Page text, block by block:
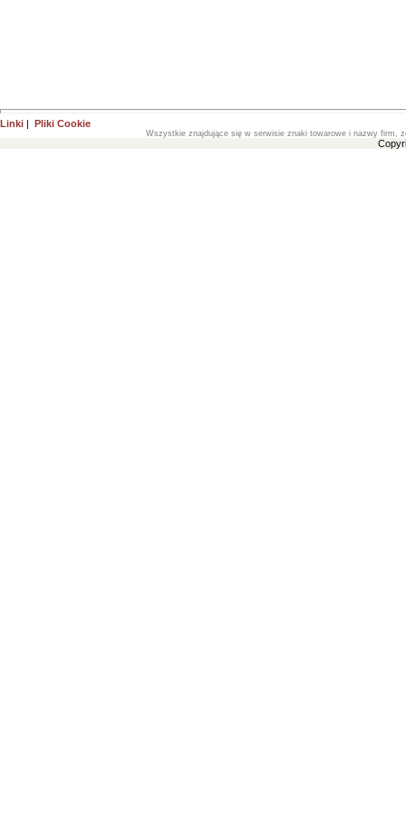
Linki | Pliki Cookie
Wszystkie znajdujące się w serwisie znaki towarowe i nazwy firm,